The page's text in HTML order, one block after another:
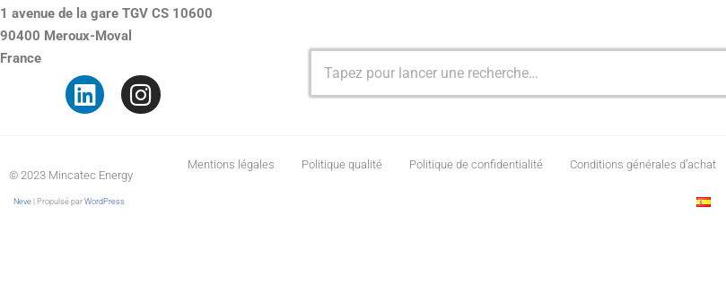
1 avenue de la gare TGV CS 10600
90400 Meroux-Moval
France
© 2023 Mincatec Energy
Mentions légales Politique qualité Politique de confidentialité Conditions générales d’achat
Neve | Propulsé par WordPress